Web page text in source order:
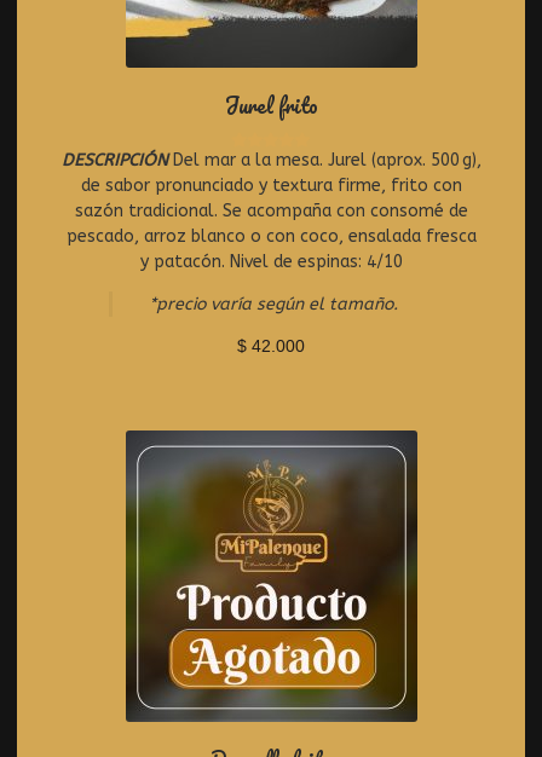
Jurel frito
R
a
t
e
d
o
DESCRIPCIÓNDel mar a la mesa. Jurel (aprox. 500 g),
de sabor pronunciado y textura firme, frito con
sazón tradicional. Se acompaña con consomé de
pescado, arroz blanco o con coco, ensalada fresca
y patacón. Nivel de espinas: 4/10
*precio varía según el tamaño.
$ 42.000